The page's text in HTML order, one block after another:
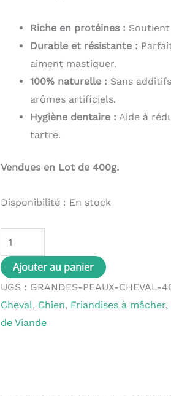
Riche en protéines :
Durable et résistante :
aiment mastiquer.
100% naturelle : Sans
arômes artificiels.
Hygiène dentaire : Aide à
tartre.
Vendues en Lot de 400g.
Disponibilité : En stock
Ajouter au panier
UGS : GRANDES-PEAUX-CHEVAL-
Cheval, Chien, Friandises à mâcher,
de Viande